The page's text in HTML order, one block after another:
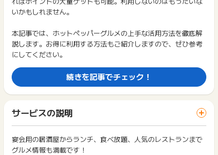
お申し込みやお買い物後、利用したサイトから送られる購入完
了などのメールは、ポイント獲得するまで必ず保管してくださ
獲得待ち・獲得失敗の状態でお問い合わせされる際に、該当の
メールを送っていただく場合がございます。
そのため、紛失・破棄された場合は対応いたしかねますので、
ご注意ください。
(※) SafariやChromeなどwebサイトを表示するアプリのこと
いかもしれません。
本記事では、ホットペッパーグルメの上手な活用方法を徹底解
説します。お得に利用する方法もご紹介しますので、ぜひ参考
にしてください。
続きを記事でチェック！
サービスの説明
宴会用の居酒屋からランチ、食べ放題、人気のレストランまで
グルメ情報も満載です！